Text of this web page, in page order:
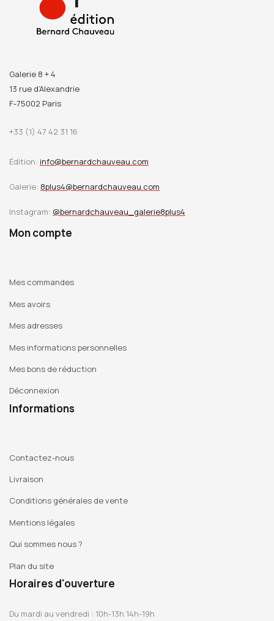
Galerie 8 + 4
13 rue d’Alexandrie
F-75002 Paris
+33 (1) 47 42 31 16
Édition: info@bernardchauveau.com
Galerie: 8plus4@bernardchauveau.com
Instagram: @bernardchauveau_galerie8plus4
Mon compte
Mes commandes
Mes avoirs
Mes adresses
Mes informations personnelles
Mes bons de réduction
Déconnexion
Informations
Contactez-nous
Livraison
Conditions générales de vente
Mentions légales
Qui sommes nous ?
Plan du site
Horaires d'ouverture
Du mardi au vendredi : 10h-13h 14h-19h